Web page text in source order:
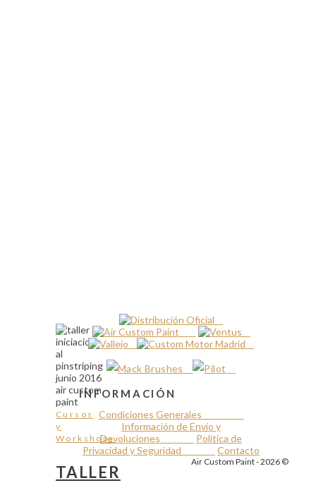
Cursos
y
Workshops
TALLER
INFORMACIÓN
Condiciones Generales
Información de Envío y
Devoluciones
Política de
Privacidad y Seguridad
Contacto
Air Custom Paint - 2026 ©